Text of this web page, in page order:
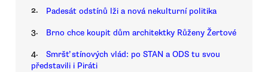
2. Padesát odstínů lži a nová nekulturní politika
3. Brno chce koupit dům architektky Růženy Žertové
4.
Smršť stínových vlád: po STAN a ODS tu svou
představili i Piráti